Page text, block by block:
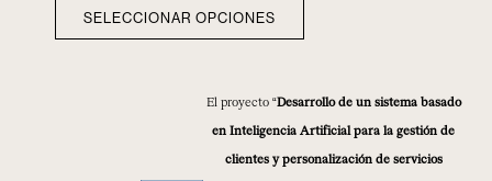
SELECCIONAR OPCIONES
El proyecto “Desarrollo de un sistema basado
en Inteligencia Artificial para la gestión de
clientes y personalización de servicios